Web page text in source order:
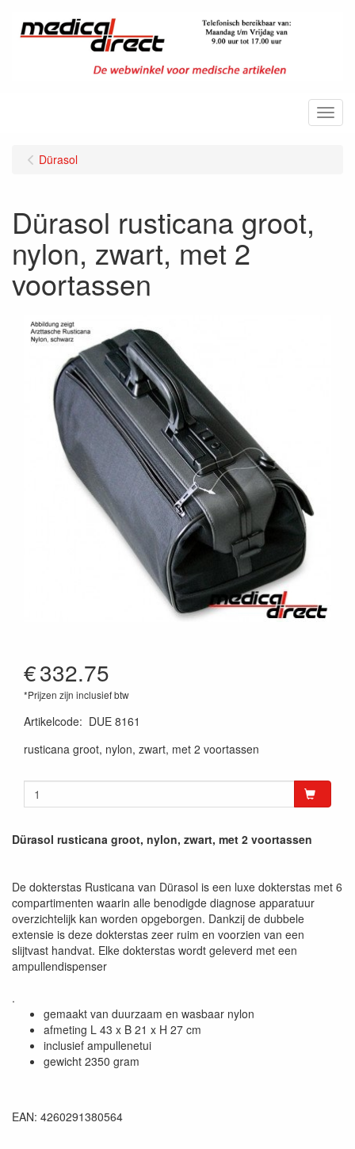
Menu
Dürasol
Dürasol rusticana groot,
nylon, zwart, met 2
voortassen
€332.75
*Prijzen zijn inclusief btw
Artikelcode: DUE 8161
rusticana groot, nylon, zwart, met 2 voortassen
Dürasol rusticana groot, nylon, zwart, met 2 voortassen
De dokterstas Rusticana van Dürasol is een luxe dokterstas met 6
compartimenten waarin alle benodigde diagnose apparatuur
overzichtelijk kan worden opgeborgen. Dankzij de dubbele
extensie is deze dokterstas zeer ruim en voorzien van een
slijtvast handvat. Elke dokterstas wordt geleverd met een
ampullendispenser
.
gemaakt van duurzaam en wasbaar nylon
afmeting L 43 x B 21 x H 27 cm
inclusief ampullenetui
gewicht 2350 gram
EAN: 4260291380564